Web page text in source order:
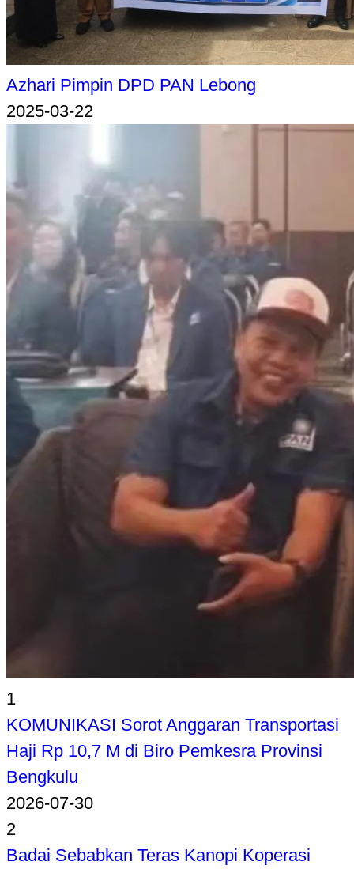
Azhari Pimpin DPD PAN Lebong
2025-03-22
1
KOMUNIKASI Sorot Anggaran Transportasi
Haji Rp 10,7 M di Biro Pemkesra Provinsi
Bengkulu
2026-07-30
2
Badai Sebabkan Teras Kanopi Koperasi